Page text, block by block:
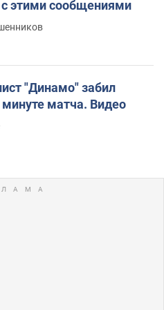
с этими сообщениями
"Динамо" забил
матча. Видео